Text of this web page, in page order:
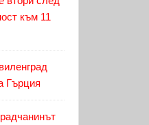
към 11
Гърция